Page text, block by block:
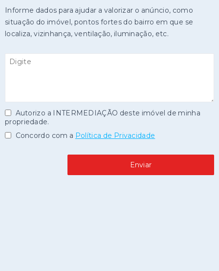
Informe dados para ajudar a valorizar o anúncio, como
situação do imóvel, pontos fortes do bairro em que se
localiza, vizinhança, ventilação, iluminação, etc.
Autorizo a INTERMEDIAÇÃO deste imóvel de minha
propriedade.
Concordo com a Política de Privacidade
Enviar